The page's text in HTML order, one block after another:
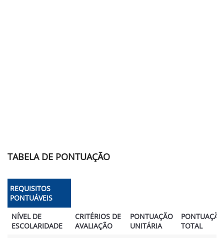
TABELA DE PONTUAÇÃO
REQUISITOS
PONTUÁVEIS
NÍVEL DE
ESCOLARIDADE
CRITÉRIOS DE
AVALIAÇÃO
PONTUAÇÃO
UNITÁRIA
PONTUAÇÃO
TOTAL